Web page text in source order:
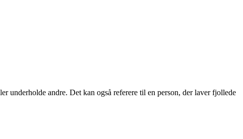
underholde andre. Det kan også referere til en person, der laver fjollede